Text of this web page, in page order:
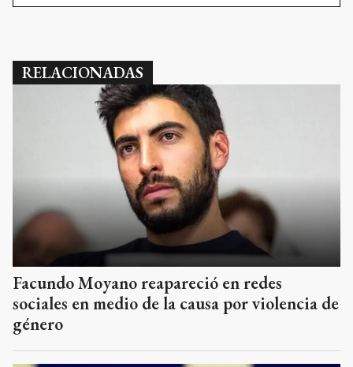
RELACIONADAS
Facundo Moyano reapareció en redes
sociales en medio de la causa por violencia de
género